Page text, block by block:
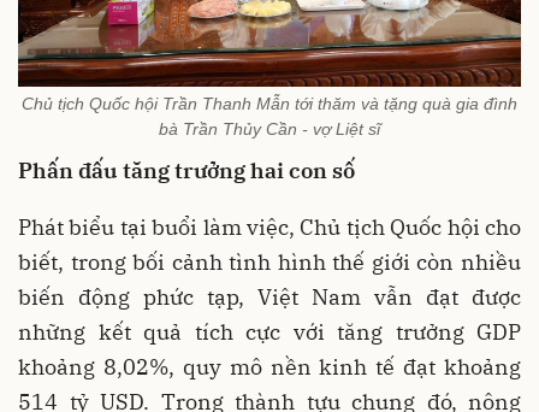
Chủ tịch Quốc hội Trần Thanh Mẫn tới thăm và tặng quà gia đình
bà Trần Thủy Cần - vợ Liệt sĩ
Phấn đấu tăng trưởng hai con số
Phát biểu tại buổi làm việc, Chủ tịch Quốc hội cho
biết, trong bối cảnh tình hình thế giới còn nhiều
biến động phức tạp, Việt Nam vẫn đạt được
những kết quả tích cực với tăng trưởng GDP
khoảng 8,02%, quy mô nền kinh tế đạt khoảng
514 tỷ USD. Trong thành tựu chung đó, nông